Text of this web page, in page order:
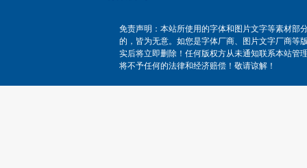
免责声明：本站所使用的字体和图片文字等素材部
的，皆为无意。如您是字体厂商、图片文字厂商等
实后将立即删除！任何版权方从未通知联系本站管
将不予任何的法律和经济赔偿！敬请谅解！